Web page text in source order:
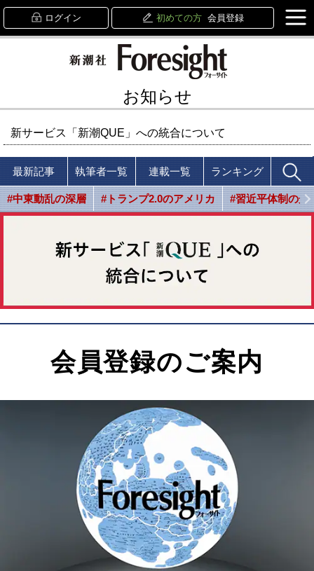
ログイン 初めての方 会員登録
お知らせ
新サービス「新潮QUE」への統合について
最新記事 執筆者一覧 連載一覧 ランキング
#中東動乱の深層 #トランプ2.0のアメリカ #習近平体制の光
会員登録のご案内